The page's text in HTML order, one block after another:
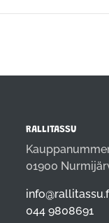
RALLITASSU
01900
044 9808691